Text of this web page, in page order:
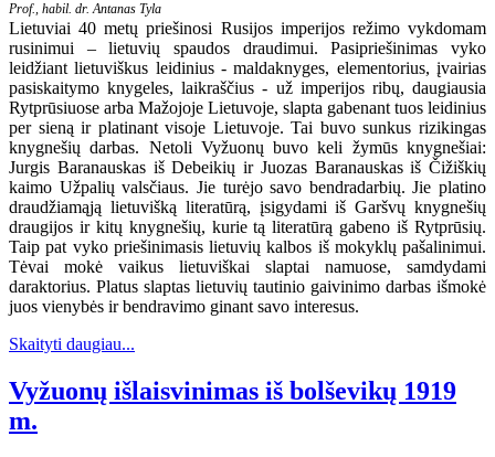
Prof., habil. dr. Antanas Tyla
Lietuviai 40 metų priešinosi Rusijos imperijos režimo vykdomam
rusinimui – lietuvių spaudos draudimui. Pasipriešinimas vyko
leidžiant lietuviškus leidinius - maldaknyges, elementorius, įvairias
pasiskaitymo knygeles, laikraščius - už imperijos ribų, daugiausia
Rytprūsiuose arba Mažojoje Lietuvoje, slapta gabenant tuos leidinius
per sieną ir platinant visoje Lietuvoje. Tai buvo sunkus rizikingas
knygnešių darbas. Netoli Vyžuonų buvo keli žymūs knygnešiai:
Jurgis Baranauskas iš Debeikių ir Juozas Baranauskas iš Čižiškių
kaimo Užpalių valsčiaus. Jie turėjo savo bendradarbių. Jie platino
draudžiamąją lietuvišką literatūrą, įsigydami iš Garšvų knygnešių
draugijos ir kitų knygnešių, kurie tą literatūrą gabeno iš Rytprūsių.
Taip pat vyko priešinimasis lietuvių kalbos iš mokyklų pašalinimui.
Tėvai mokė vaikus lietuviškai slaptai namuose, samdydami
daraktorius. Platus slaptas lietuvių tautinio gaivinimo darbas išmokė
juos vienybės ir bendravimo ginant savo interesus.
Skaityti daugiau...
Vyžuonų išlaisvinimas iš bolševikų 1919
m.